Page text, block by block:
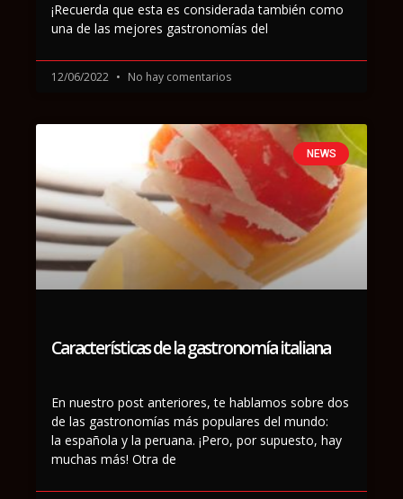
¡Recuerda que esta es considerada también como
una de las mejores gastronomías del
12/06/2022 No hay comentarios
NEWS
Características de la gastronomía italiana
En nuestro post anteriores, te hablamos sobre dos
de las gastronomías más populares del mundo:
la española y la peruana. ¡Pero, por supuesto, hay
muchas más! Otra de